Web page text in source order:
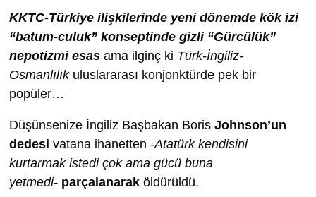
KKTC-Türkiye ilişkilerinde yeni dönemde kök izi
“batum-culuk” konseptinde gizli “Gürcülük”
nepotizmi esas ama ilginç ki Türk-İngiliz-
Osmanlılık uluslararası konjonktürde pek bir
popüler…
Düşünsenize İngiliz Başbakan Boris Johnson’un
dedesi vatana ihanetten -Atatürk kendisini
kurtarmak istedi çok ama gücü buna
yetmedi- parçalanarak öldürüldü.